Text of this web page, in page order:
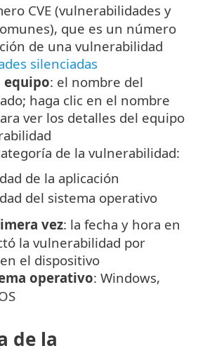
CVE (vulnerabilidades y
que es un número
de una vulnerabilidad
silenciadas
equipo: el nombre del
haga clic en el nombre
ver los detalles del equipo
de la vulnerabilidad:
de la aplicación
del sistema operativo
vez: la fecha y hora en
la vulnerabilidad por
el dispositivo
operativo: Windows,
de la